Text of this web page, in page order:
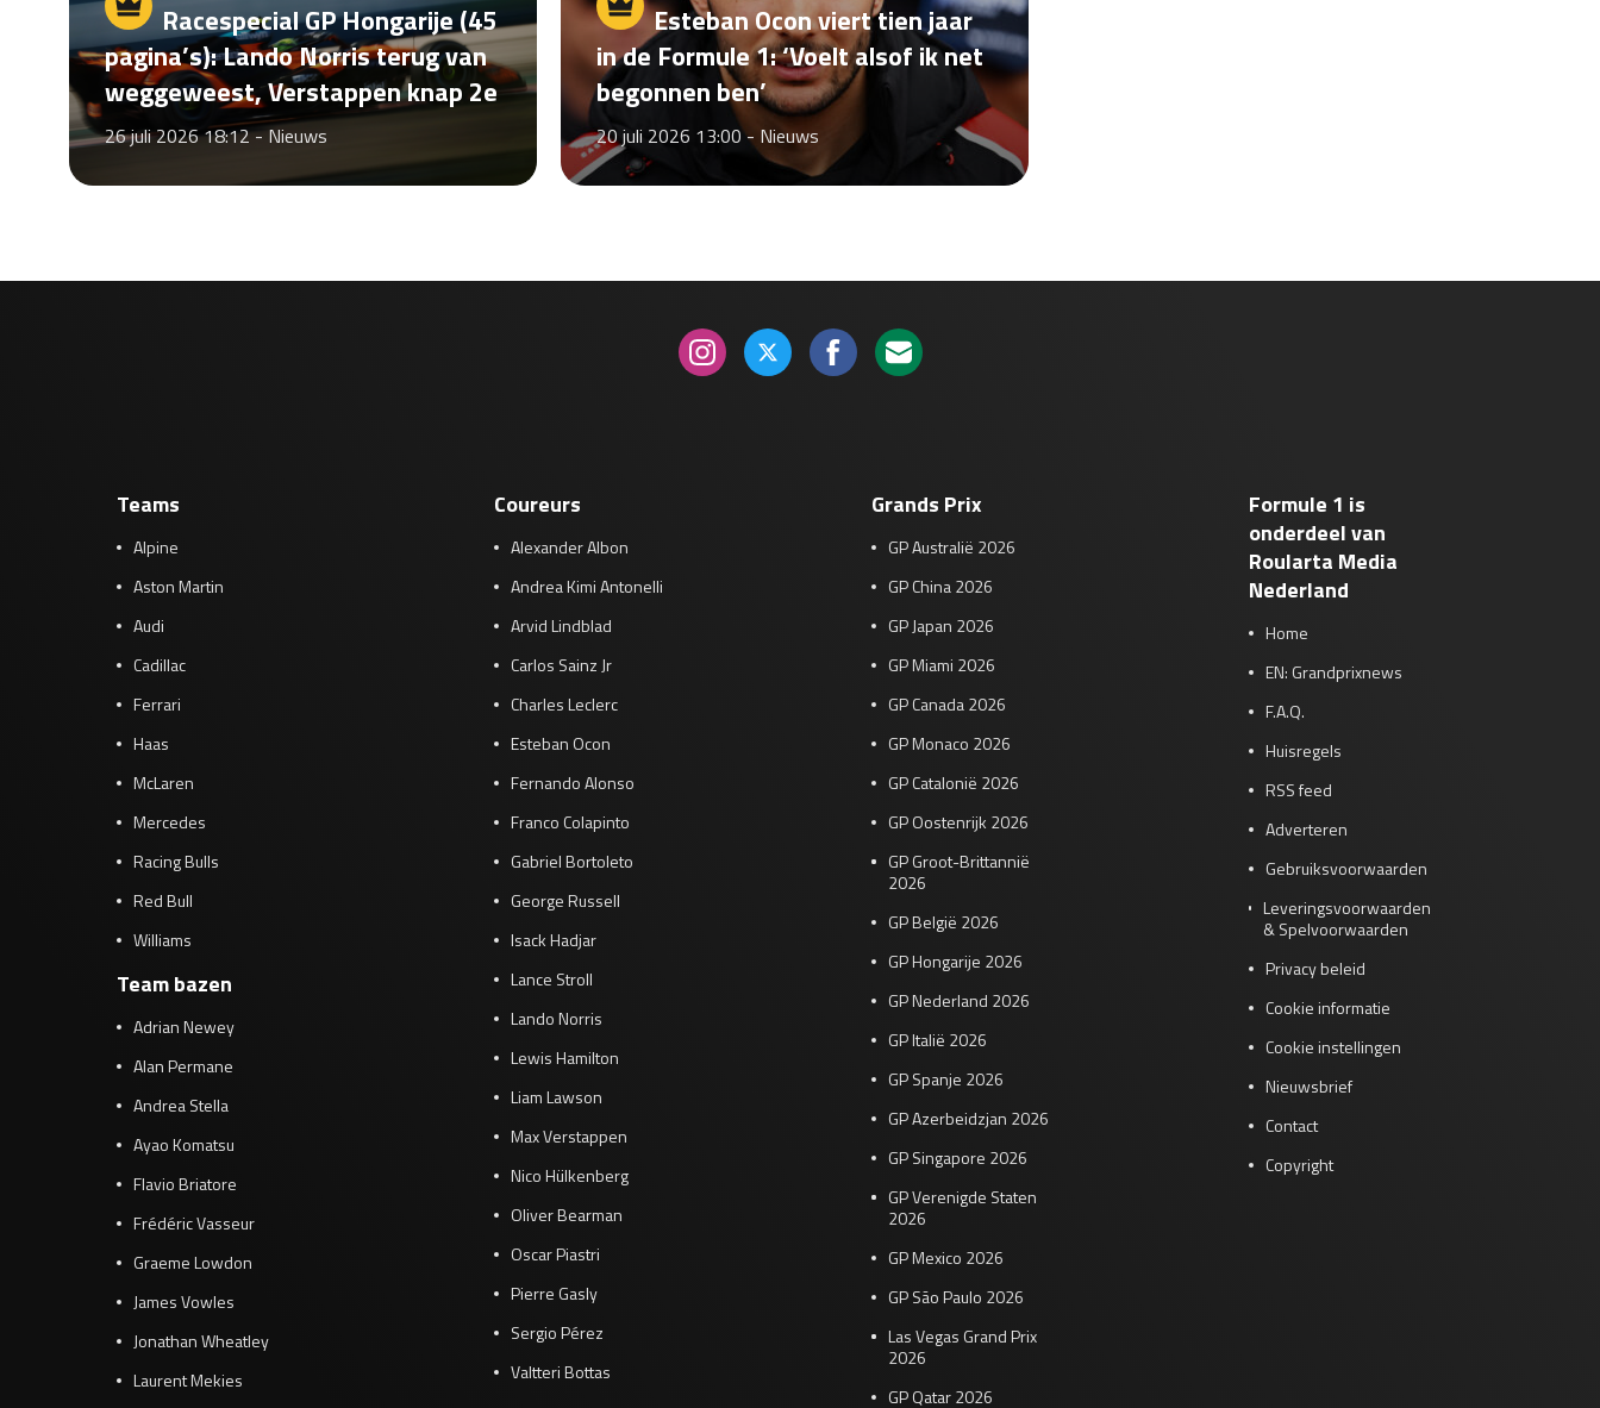
Racespecial GP Hongarije (45
pagina’s): Lando Norris terug van
weggeweest, Verstappen knap 2e
26 juli 2026 18:12 -Nieuws
Esteban Ocon viert tien jaar
in de Formule 1: ‘Voelt alsof ik net
begonnen ben’
20 juli 2026 13:00 - Nieuws
Teams
Alpine
Aston Martin
Audi
Cadillac
Ferrari
Haas
McLaren
Mercedes
Racing Bulls
Red Bull
Williams
Team bazen
Adrian Newey
Alan Permane
Andrea Stella
Ayao Komatsu
Flavio Briatore
Frédéric Vasseur
Graeme Lowdon
James Vowles
Jonathan Wheatley
Laurent Mekies
Coureurs
Alexander Albon
Andrea Kimi Antonelli
Arvid Lindblad
Carlos Sainz Jr
Charles Leclerc
Esteban Ocon
Fernando Alonso
Franco Colapinto
Gabriel Bortoleto
George Russell
Isack Hadjar
Lance Stroll
Lando Norris
Lewis Hamilton
Liam Lawson
Max Verstappen
Nico Hülkenberg
Oliver Bearman
Oscar Piastri
Pierre Gasly
Sergio Pérez
Valtteri Bottas
Grands Prix
GP Australië 2026
GP China 2026
GP Japan 2026
GP Miami 2026
GP Canada 2026
GP Monaco 2026
GP Catalonië 2026
GP Oostenrijk 2026
GP Groot-Brittannië
2026
GP België 2026
GP Hongarije 2026
GP Nederland 2026
GP Italië 2026
GP Spanje 2026
GP Azerbeidzjan 2026
GP Singapore 2026
GP Verenigde Staten
2026
GP Mexico 2026
GP São Paulo 2026
Las Vegas Grand Prix
2026
GP Qatar 2026
Formule 1 is
onderdeel van
Roularta Media
Nederland
Home
EN: Grandprixnews
F.A.Q.
Huisregels
RSS feed
Adverteren
Gebruiksvoorwaarden
Leveringsvoorwaarden
& Spelvoorwaarden
Privacy beleid
Cookie informatie
Cookie instellingen
Nieuwsbrief
Contact
Copyright